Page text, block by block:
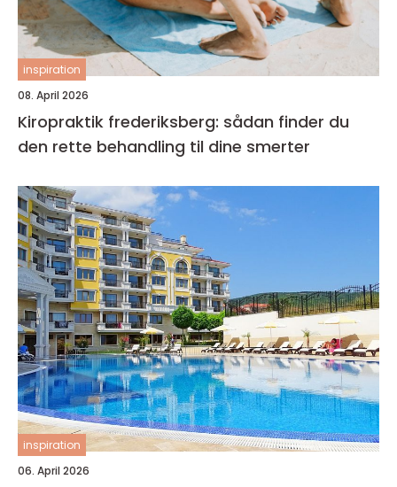
inspiration
08. April 2026
Kiropraktik frederiksberg: sådan finder du
den rette behandling til dine smerter
inspiration
06. April 2026